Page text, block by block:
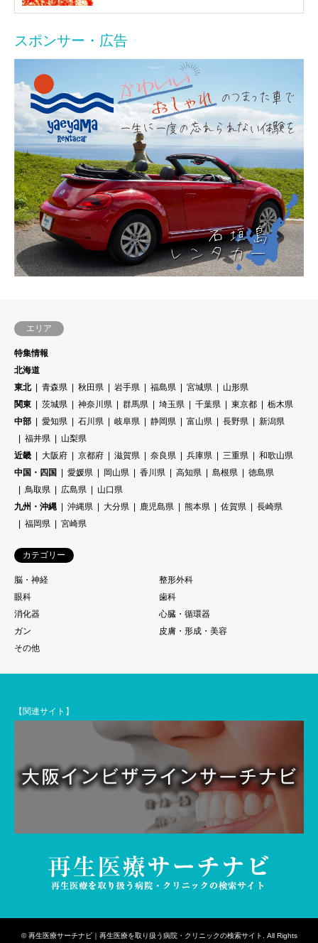
スポンサー・広告
エリア
特集情報
北海道
東北
青森県 秋田県 岩手県 福島県 宮城県
山形県
関東
茨城県 神奈川県 群馬県 埼玉県 千葉県 東京都
栃木県
中部
愛知県 石川県 岐阜県 静岡県 富山県 長野県
新潟県
福井県
山梨県
近畿
大阪府 京都府 滋賀県 奈良県 兵庫県 三重県
和歌山県
中国・四国
愛媛県 岡山県 香川県 高知県 島根県
徳島県
鳥取県
広島県
山口県
九州・沖縄
沖縄県 大分県 鹿児島県 熊本県 佐賀県
長崎県
福岡県
宮崎県
カテゴリー
脳・神経
整形外科
眼科
歯科
消化器
心臓・循環器
ガン
皮膚・形成・美容
その他
【関連サイト】
©再生医療サーチナビ｜再生医療を取り扱う病院・クリニックの検索サイト . All Rights